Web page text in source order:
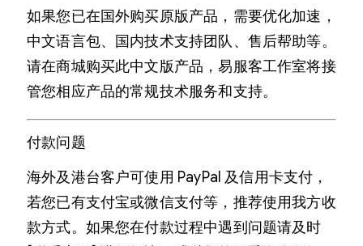
如果您已在国外购买原版产品，需要优化加速，
中文语言包、国内技术支持团队、售后帮助等。
请在商城购买此中文版产品，易服客工作室将接
管您相应产品的常规技术服务和支持。
付款问题
海外及港台客户可使用 PayPal 及信用卡支付，
若您已有支付宝或微信支付等，推荐使用我方收
款方式。如果您在付款过程中遇到问题请及时